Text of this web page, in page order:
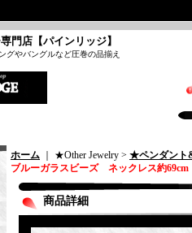
門店【パインリッジ】
グやバングルなど圧巻の品揃え
ホーム ｜ ★Other Jewelry > ★ペンダント
ブルーガラスビーズ ネックレス約69cm
商品詳細